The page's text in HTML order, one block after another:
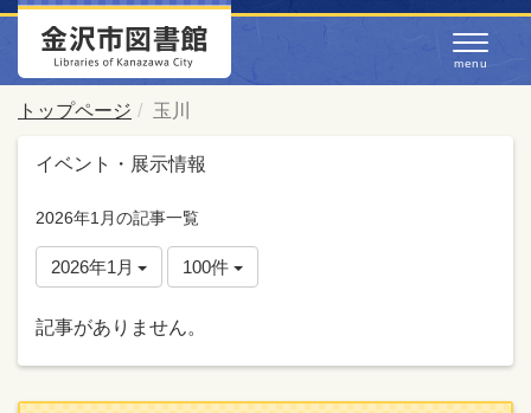
トップページ 玉川
イベント・展示情報
2026年1月の記事一覧
2026年1月 100件
記事がありません。